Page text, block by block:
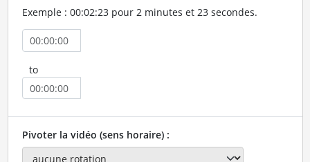
Exemple : 00:02:23 pour 2 minutes et 23 secondes.
to
Pivoter la vidéo (sens horaire) :